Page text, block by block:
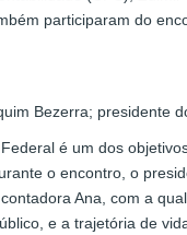
participaram do
Bezerra; presidente
é um dos
o encontro, o
Ana, com a
e a trajetória de